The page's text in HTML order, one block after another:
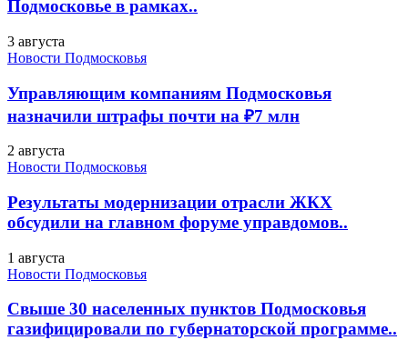
Подмосковье в рамках..
3 августа
Новости Подмосковья
Управляющим компаниям Подмосковья
назначили штрафы почти на ₽7 млн
2 августа
Новости Подмосковья
Результаты модернизации отрасли ЖКХ
обсудили на главном форуме управдомов..
1 августа
Новости Подмосковья
Свыше 30 населенных пунктов Подмосковья
газифицировали по губернаторской программе..